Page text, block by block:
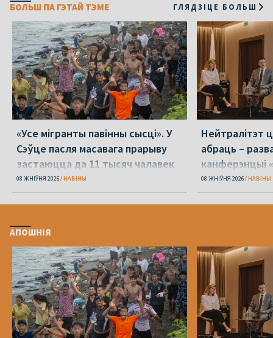
БОЛЬШ ПА ГЭТАЙ ТЭМЕ ГЛЯДЗІЦЕ БОЛЬШ
«Усе мігранты павінны сысці». У
Сэўце пасля масавага прарыву
застаюцца да 11 тысяч чалавек
08 ЖНІЎНЯ 2026 НАВІНЫ
Нейтралітэт
абраць –
канферэнцыі
08 ЖНІЎНЯ 2026 НАВІНЫ
АПОШНІЯ